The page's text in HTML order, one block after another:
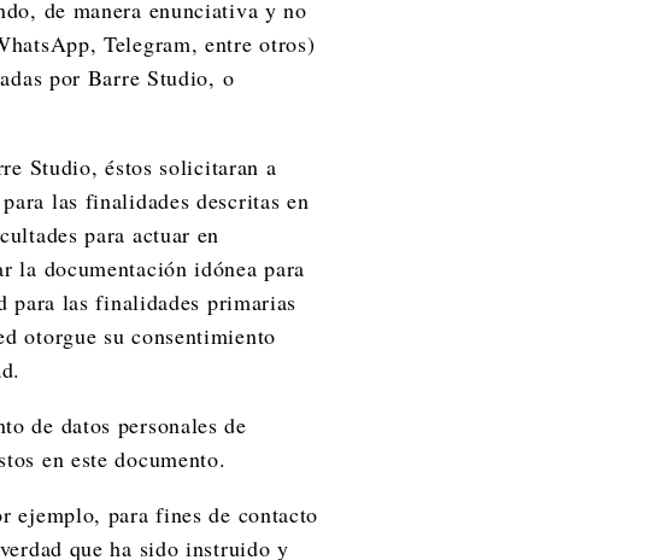
de manera enunciativa y no
Telegram, entre otros)
por Barre Studio, o
Studio, éstos solicitaran a
las finalidades descritas en
para actuar en
la documentación idónea para
para las finalidades primarias
otorgue su consentimiento
de datos personales de
en este documento.
ejemplo, para fines de contacto
que ha sido instruido y